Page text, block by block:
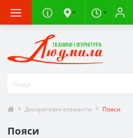
Декоративні елементи Пояси
Пояси